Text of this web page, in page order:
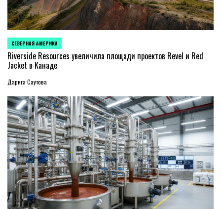
ОПУБЛИКОВАНО
В
СЕВЕРНАЯ АМЕРИКА
Riverside Resources увеличила площади проектов Revel и Red
Jacket в Канаде
Дарига Саутова